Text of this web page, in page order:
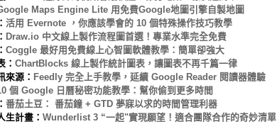
Maps Engine Lite 用免費Google地圖引擎自製地圖
活用 Evernote ，你應該學會的 10 個特殊操作技巧教學
Draw.io 中文線上製作流程圖首選！專業水準完全免費
Coggle 最好用免費線上心智圖軟體教學：簡單卻強大
： ChartBlocks 線上製作統計圖表，讓圖表不再千篇一律
來源： Feedly 完全上手教學，延續 Google Reader 閱讀器體驗
個 Google 日曆秘密功能教學：幫你偷到更多時間
番茄土豆： 番茄鐘 + GTD 夢寐以求的時間管理利器
生計畫： Wunderlist 3 “一起"實現願望！適合團隊合作的奇妙清單